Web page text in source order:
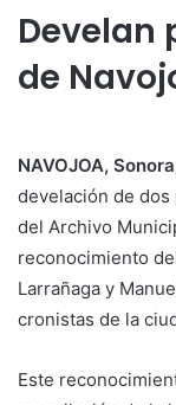
Develan
de
NAVOJOA,
develación de
del Archivo
reconocimiento
Larrañaga y
cronistas de la
Este